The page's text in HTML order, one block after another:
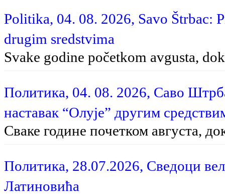
Politika, 04. 08. 2026, Savo Štrbac:
drugim sredstvima
Svake godine početkom avgusta,
Политика, 04. 08. 2026, Саво
наставак “Олује” другим
Сваке године почетком августа,
Политика, 28.07.2026, Сведоци
Латиновића